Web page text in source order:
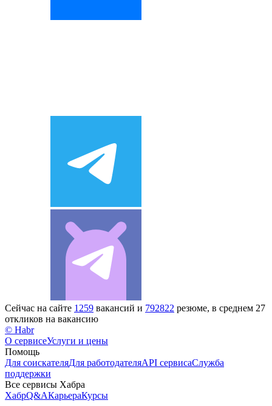
Сейчас на сайте 1259 вакансий и 792822 резюме, в среднем 27
откликов на вакансию
© Habr
О сервисеУслуги и цены
Помощь
Для соискателяДля работодателяAPI сервисаСлужба
поддержки
Все сервисы Хабра
ХабрQ&AКарьераКурсы